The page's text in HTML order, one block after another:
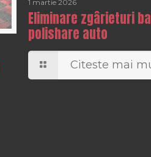
1 martie 2026
Eliminare zgârieturi
polishare auto
Citeste mai